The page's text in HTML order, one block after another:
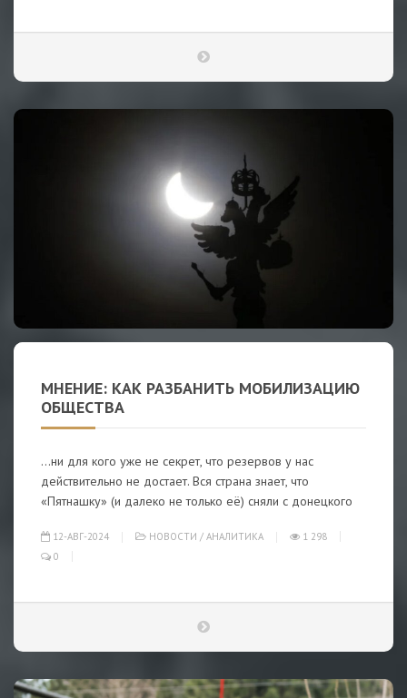
МНЕНИЕ: КАК РАЗБАНИТЬ МОБИЛИЗАЦИЮ
ОБЩЕСТВА
…ни для кого уже не секрет, что резервов у нас
действительно не достает. Вся страна знает, что
«Пятнашку» (и далеко не только её) сняли с донецкого
12-АВГ-2024 НОВОСТИ / АНАЛИТИКА
1 298
0